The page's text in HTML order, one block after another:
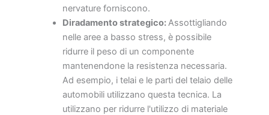
nervature forniscono.
Diradamento strategico:Assottigliando
nelle aree a basso stress, è possibile
ridurre il peso di un componente
mantenendone la resistenza necessaria.
Ad esempio, i telai e le parti del telaio delle
automobili utilizzano questa tecnica. La
utilizzano per ridurre l'utilizzo di materiale